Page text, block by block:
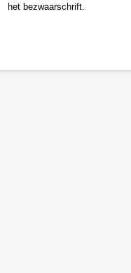
het bezwaarschrift.